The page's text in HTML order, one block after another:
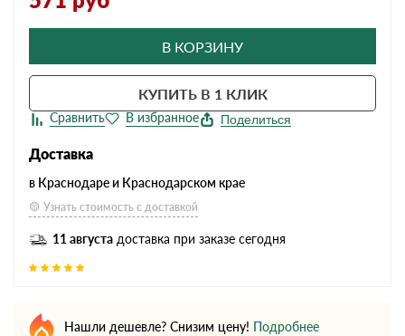
В КОРЗИНУ
КУПИТЬ В 1 КЛИК
Поделиться
Доставка
в Краснодаре и Краснодарском крае
Узнать стоимость с доставкой
11 августа доставка при заказе сегодня
Нашли дешевле? Снизим цену! Подробнее